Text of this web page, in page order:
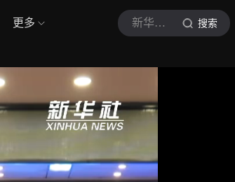
更多 新华社视频 搜索